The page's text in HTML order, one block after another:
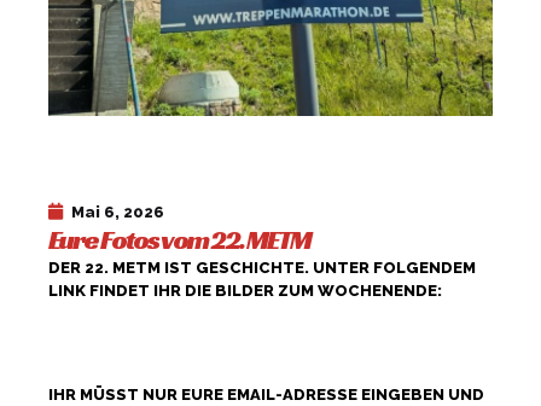
Mai 6, 2026
Eure Fotos vom 22. METM
DER 22. METM IST GESCHICHTE. UNTER FOLGENDEM
LINK FINDET IHR DIE BILDER ZUM WOCHENENDE:
IHR MÜSST NUR EURE EMAIL-ADRESSE EINGEBEN UND